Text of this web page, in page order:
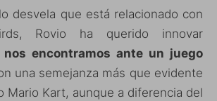
desvela que está relacionado con
Rovio ha querido innovar
nos encontramos ante un juego
una semejanza más que evidente
Mario Kart, aunque a diferencia del